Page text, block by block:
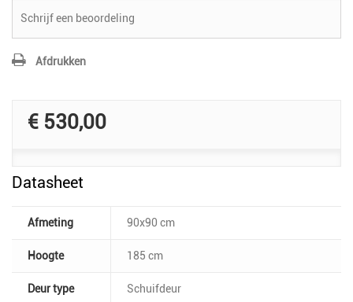
Schrijf een beoordeling
Afdrukken
€ 530,00
Datasheet
Afmeting 90x90 cm
Hoogte 185 cm
Deur type Schuifdeur